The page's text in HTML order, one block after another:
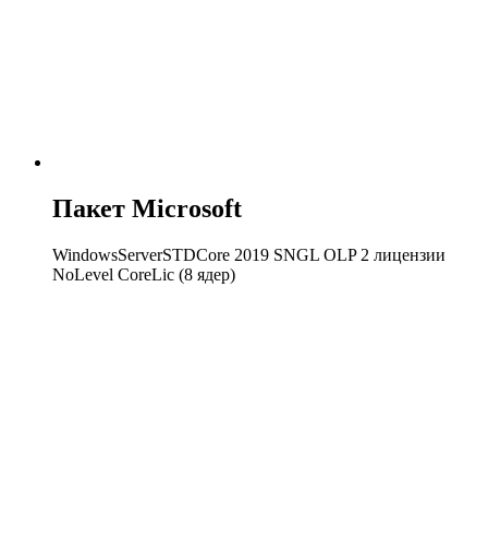
Пакет Microsoft
WindowsServerSTDCore 2019 SNGL OLP 2 лицензии
NoLevel CoreLic (8 ядер)